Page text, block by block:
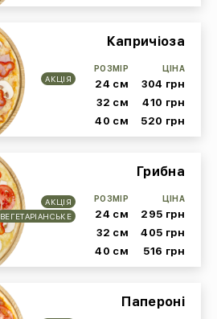
АКЦІЯ
Капричіоза
РОЗМІР
24 см
ЦІНА
304 грн
32 см
410 грн
40 см
520 грн
АКЦІЯ
ВЕГЕТАРІАНСЬКЕ
Грибна
РОЗМІР
24 см
ЦІНА
295 грн
32 см
405 грн
40 см
516 грн
Папероні